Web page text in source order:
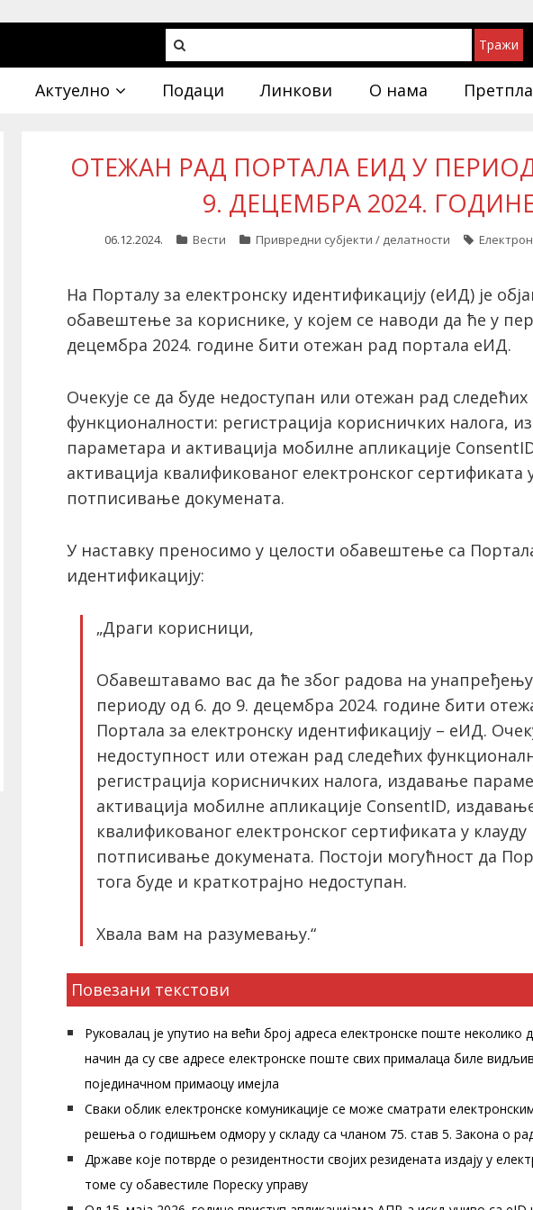
Актуелно Подаци Линкови О нама
ОТЕЖАН РАД ПОРТАЛА ЕИД У
9. ДЕЦЕМБРА 2024.
06.12.2024. Вести Привредни субјекти / делатности
На Порталу за електронску идентификацију (еИД) је
обавештење за кориснике, у којем се наводи да ће у
децембра 2024. године бити отежан рад портала еИД.
Очекује се да буде недоступан или отежан рад следећих
функционалности: регистрација корисничких налога,
параметара и активација мобилне апликације
активација квалификованог електронског сертификата
потписивање докумената.
У наставку преносимо у целости обавештење са
идентификацију:
„Драги корисници,
Обавештавамо вас да ће због радова на
периоду од 6. до 9. децембра 2024. године бити
Портала за електронску идентификацију – еИД.
недоступност или отежан рад следећих
регистрација корисничких налога, издавање
активација мобилне апликације ConsentID,
квалификованог електронског сертификата у клауду
потписивање докумената. Постоји могућност да
тога буде и краткотрајно недоступан.
Хвала вам на разумевању.“
Повезани текстови
Руковалац је упутио на већи број адреса електронске поште неколико
начин да су све адресе електронске поште свих прималаца биле
појединачном примаоцу имејла
Сваки облик електронске комуникације се може сматрати
решења о годишњем одмору у складу са чланом 75. став 5. Закона о
Државе које потврде о резидентности својих резидената издају у
томе су обавестиле Пореску управу